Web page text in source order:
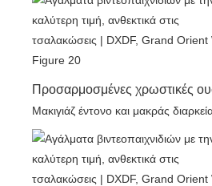
Προσαρμοσμένες χρωστικές
Μακιγιάζ έντονο και μακράς